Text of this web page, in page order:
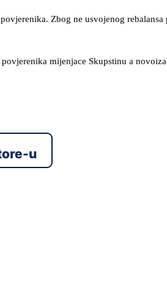
Zbog ne usvojenog rebalansa
mijenjace Skupstinu a
u